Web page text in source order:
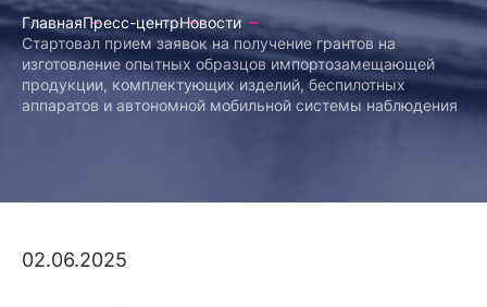
ГлавнаяПресс-центрНовости
Стартовал прием заявок на получение грантов на
изготовление опытных образцов импортозамещающей
продукции, комплектующих изделий, беспилотных
аппаратов и автономной мобильной системы наблюдения
02.06.2025